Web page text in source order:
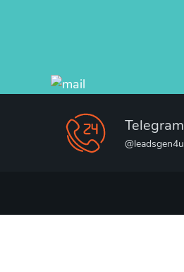
Telegram
@leadsgen4u